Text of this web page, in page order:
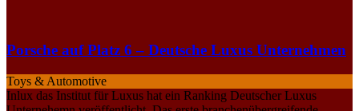
Porsche auf Platz 6 – Deutsche Luxus Unternehmen
Toys & Automotive
Inlux das Institut für Luxus hat ein Ranking Deutscher Luxus